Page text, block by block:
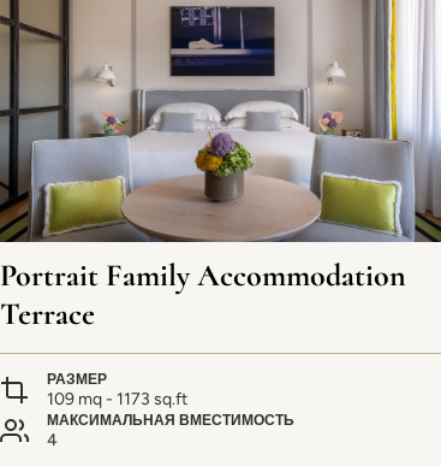
Portrait Family Accommodation
Terrace
РАЗМЕР
109 mq - 1173 sq.ft
МАКСИМАЛЬНАЯ ВМЕСТИМОСТЬ
4